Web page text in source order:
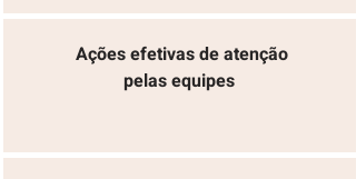
Ações efetivas de atenção
pelas equipes